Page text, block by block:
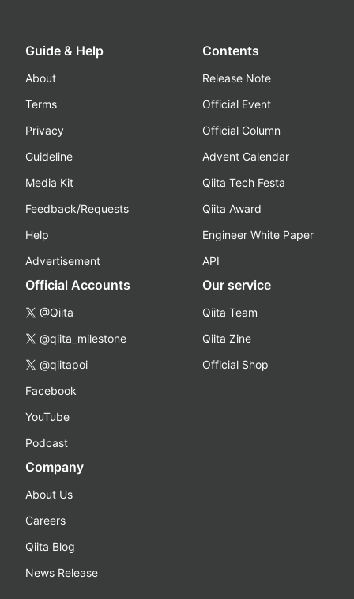
Guide & Help
About
Terms
Privacy
Guideline
Media Kit
Feedback/Requests
Help
Advertisement
Contents
Release Note
Official Event
Official Column
Advent Calendar
Qiita Tech Festa
Qiita Award
Engineer White Paper
API
Official Accounts
@Qiita
@qiita_milestone
@qiitapoi
Facebook
YouTube
Podcast
Our service
Qiita Team
Qiita Zine
Official Shop
Company
About Us
Careers
Qiita Blog
News Release